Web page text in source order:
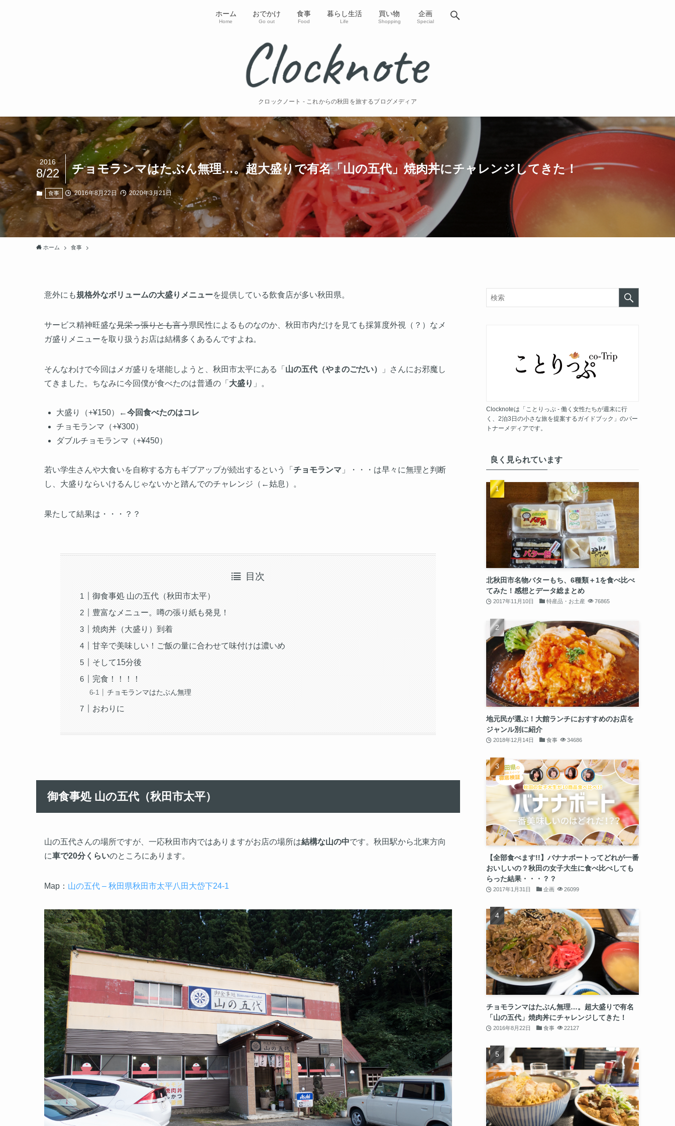
クロックノート - これからの秋田を旅するブログメディア
ホーム
Home
おでかけ
Go out
食事
Food
暮らし生活
Life
買い物
Shopping
企画
Special
チョモランマはたぶん無理…。超大盛りで有名「山の五代」焼肉丼にチャレンジしてきた！
2016
8/22
食事 2016年8月22日 2020年3月21日
ホーム 食事
意外にも規格外なボリュームの大盛りメニューを提供している飲食店が多い秋田県。
サービス精神旺盛な見栄っ張りとも言う県民性によるものなのか、秋田市内だけを見ても採算度外視（？）なメ
ガ盛りメニューを取り扱うお店は結構多くあるんですよね。
そんなわけで今回はメガ盛りを堪能しようと、秋田市太平にある「 山の五代（やまのごだい）
」さんにお邪魔し
てきました。ちなみに今回僕が食べたのは普通の「 大盛り 」。
大盛り（+¥150）
←今回食べたのはコレ
チョモランマ（+¥300）
ダブルチョモランマ（+¥450）
若い学生さんや大食いを自称する方もギブアップが続出するという「 チョモランマ 」・・・は早々に無理と判断
し、大盛りならいけるんじゃないかと踏んでのチャレンジ（←姑息）。
果たして結果は・・・？？
目次
御食事処 山の五代（秋田市太平）
豊富なメニュー。噂の張り紙も発見！
焼肉丼（大盛り）到着
甘辛で美味しい！ご飯の量に合わせて味付けは濃いめ
そして15分後
完食！！！！
チョモランマはたぶん無理
おわりに
御食事処 山の五代（秋田市太平）
山の五代さんの場所ですが、一応秋田市内ではありますがお店の場所は結構な山の中です。秋田駅から北東方向
に車で20分くらいのところにあります。
Map： 山の五代 – 秋田県秋田市太平八田大岱下24-1
Clocknoteは「ことりっぷ - 働く女性たちが週末に行
く、2泊3日の小さな旅を提案するガイドブック」のパー
トナーメディアです。
良く見られています
北秋田市名物バターもち、6種類＋1を食べ比べ
てみた！感想とデータ総まとめ
2017年11月10日 特産品・お土産 76865
地元民が選ぶ！大館ランチにおすすめのお店を
ジャンル別に紹介
2018年12月14日 食事 34686
【全部食べます!!】バナナボートってどれが一番
おいしいの？秋田の女子大生に食べ比べしても
らった結果・・・？？
2017年1月31日 企画 26099
チョモランマはたぶん無理…。超大盛りで有名
「山の五代」焼肉丼にチャレンジしてきた！
2016年8月22日 食事 22127